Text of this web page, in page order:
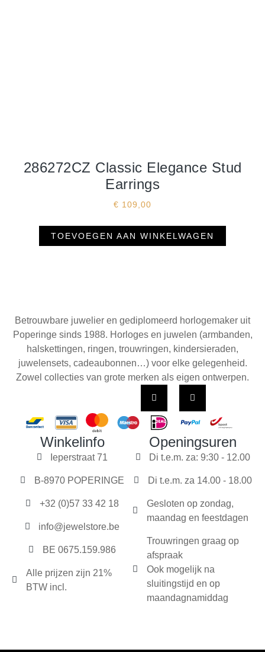
286272CZ Classic Elegance Stud
Earrings
€ 109,00
TOEVOEGEN AAN WINKELWAGEN
Betrouwbare juwelier en gediplomeerd horlogemaker uit
Poperinge sinds 1988. Horloges en juwelen (armbanden,
halskettingen, ringen, trouwringen, kindersieraden,
juwelensets, cadeaubonnen…) voor elke gelegenheid.
Zowel collecties van grote merken als eigen ontwerpen.
Winkelinfo
Ieperstraat 71
B-8970 POPERINGE
+32 (0)57 33 42 18
info@jewelstore.be
BE 0675.159.986
Alle prijzen zijn 21%
BTW incl.
Openingsuren
Di t.e.m. za: 9:30 - 12.00
Di t.e.m. za 14.00 - 18.00
Gesloten op zondag,
maandag en feestdagen
Trouwringen graag op
afspraak
Ook mogelijk na
sluitingstijd en op
maandagnamiddag